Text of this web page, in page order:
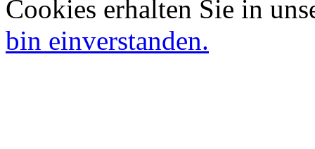
Cookies erhalten Sie in
bin einverstanden.